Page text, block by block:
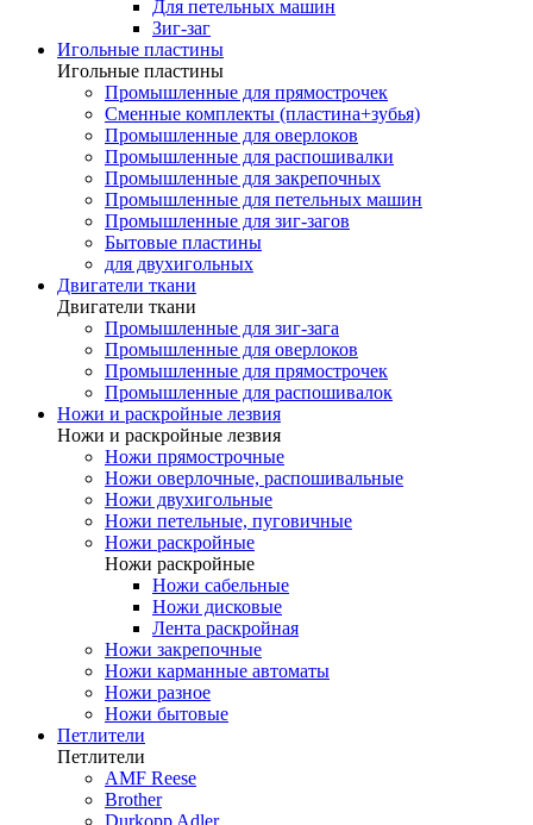
Для петельных машин
Зиг-заг
Игольные пластины
Игольные пластины
Промышленные для прямострочек
Сменные комплекты (пластина+зубья)
Промышленные для оверлоков
Промышленные для распошивалки
Промышленные для закрепочных
Промышленные для петельных машин
Промышленные для зиг-загов
Бытовые пластины
для двухигольных
Двигатели ткани
Двигатели ткани
Промышленные для зиг-зага
Промышленные для оверлоков
Промышленные для прямострочек
Промышленные для распошивалок
Ножи и раскройные лезвия
Ножи и раскройные лезвия
Ножи прямострочные
Ножи оверлочные, распошивальные
Ножи двухигольные
Ножи петельные, пуговичные
Ножи раскройные
Ножи раскройные
Ножи сабельные
Ножи дисковые
Лента раскройная
Ножи закрепочные
Ножи карманные автоматы
Ножи разное
Ножи бытовые
Петлители
Петлители
AMF Reese
Brother
Durkopp Adler